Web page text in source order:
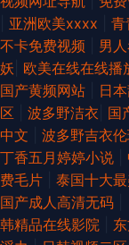
亚洲欧美xxxx 青
不卡免费视频
男
妖 欧美在线在线播
国产黄频网站
日
区
波多野洁衣 国
中文
波多野吉衣
丁香五月婷婷小说
费毛片
泰国十大
国产成人高清无码
韩精品在线影院